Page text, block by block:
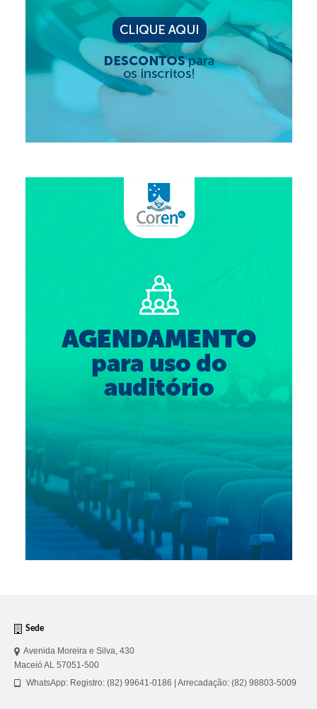
Fale Conosco
NEP
Sede
Avenida Moreira e Silva, 430
Maceió AL 57051-500
WhatsApp: Registro: (82) 99641-0186 | Arrecadação: (82) 98803-5009